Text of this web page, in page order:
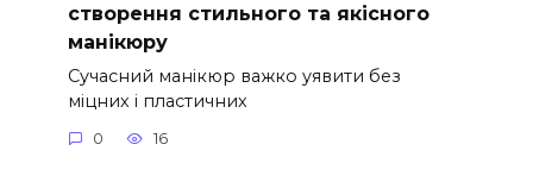
створення стильного та якісного
манікюру
Сучасний манікюр важко уявити без
міцних і пластичних
0 16